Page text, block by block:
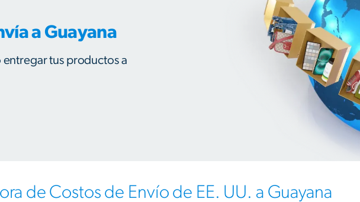
a Guayana
tus productos a
de Costos de Envío de EE. UU. a Guayana